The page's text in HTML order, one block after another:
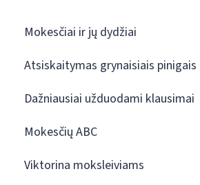
Mokesčiai ir jų dydžiai
Atsiskaitymas grynaisiais pinigais
Dažniausiai užduodami klausimai
Mokesčių ABC
Viktorina moksleiviams